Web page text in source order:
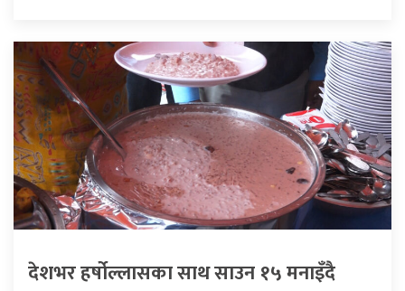
देशभर हर्षोल्लासका साथ साउन १५ मनाइँदै